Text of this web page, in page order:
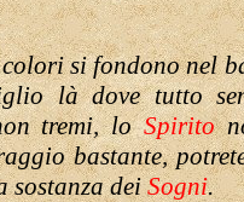
si fondono nel
là dove tutto
tremi, loSpirito
bastante,
sostanza deiSogni.